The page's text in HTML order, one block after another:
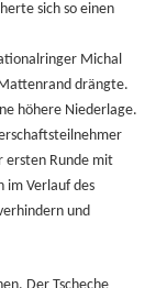
sich so einen
Michal
drängte.
höhere Niederlage.
ersten Runde mit
im Verlauf des
und